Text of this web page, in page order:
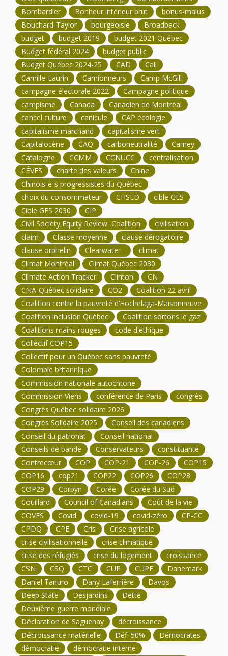
Bombardier
Bonheur intérieur brut
bonus-malus
Bouchard-Taylor
bourgeoisie
Broadback
budget
budget 2019
budget 2021 Québec
Budget fédéral 2024
budget public
Budget Québec 2024-25
CAD
Cali
Camille-Laurin
Camionneurs
Camp McGill
campagne électorale 2022
Campagne politique
campisme
Canada
Canadien de Montréal
cancel culture
canicule
CAP écologie
capitalisme marchand
capitalisme vert
Capitalocène
CAQ carboneutralité
Carney
Catalogne
CCMM CCNUCC
centralisation
CÉVES
charte des valeurs
Chine
Chinois-e-s progressistes du Québec
choix du consommateur
CHSLD
cible GES
Cible GES 2030
CIP
Civil Society Equity Review Coalition
civilisation
claim
Classe moyenne
clause dérogatoire
clause orphelin
Clearwater
climat
Climat Montréal
Climat Québec 2030
Climate Action Tracker
Clinton
CN
CNA-Québec solidaire
CO2
Coalition 22 avril
Coalition contre la pauvreté d’Hochelaga-Maisonneuve
Coalition inclusion Québec
Coalition sortons le gaz
Coalitions mains rouges
code d'éthique
Collectif COP15
Collectif pour un Québec sans pauvreté
Colombie britannique
Commission nationale autochtone
Commission Viens
conférence de Paris
congrès
Congrès Québec solidaire 2026
Congrès Solidaire 2025
Conseil des canadiens
Conseil du patronat
Conseil national
Conseils de bande
Conservateurs
constituante
Contrecœur
COP COP-21 COP-26
COP15
COP16
cop21 COP22 COP26
COP28
COP29
Corbyn Corée
Corée du Sud
Couillard
Council of Canadians
Coût de la vie
COVES
Covid covid-19 covid-zéro
CP-CC
CPDQ
CPE Cris
Crise agricole
crise civilisationnelle
crise climatique
crise des réfugiés
crise du logement
croissance
CSN
CSQ CTC CUP CUPE
Danemark
Daniel Tanuro
Dany Laferrière
Davos
Deep State
Desjardins
Dette
Deuxième guerre mondiale
Déclaration de Saguenay
décroissance
Décroissance matérielle
Défi 50%
Démocrates
démocratie
démocratie interne